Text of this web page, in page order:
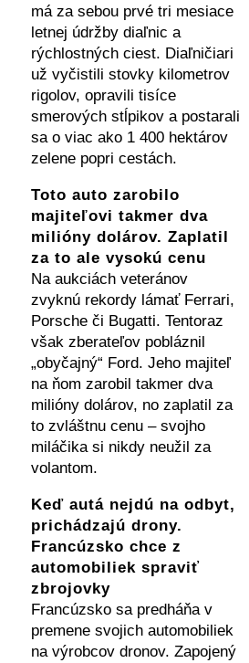
má za sebou prvé tri mesiace
letnej údržby diaľnic a
rýchlostných ciest. Diaľničiari
už vyčistili stovky kilometrov
rigolov, opravili tisíce
smerových stĺpikov a postarali
sa o viac ako 1 400 hektárov
zelene popri cestách.
Toto auto zarobilo
majiteľovi takmer dva
milióny dolárov. Zaplatil
za to ale vysokú cenu
Na aukciách veteránov
zvyknú rekordy lámať Ferrari,
Porsche či Bugatti. Tentoraz
však zberateľov pobláznil
„obyčajný“ Ford. Jeho majiteľ
na ňom zarobil takmer dva
milióny dolárov, no zaplatil za
to zvláštnu cenu – svojho
miláčika si nikdy neužil za
volantom.
Keď autá nejdú na odbyt,
prichádzajú drony.
Francúzsko chce z
automobiliek spraviť
zbrojovky
Francúzsko sa predháňa v
premene svojich automobiliek
na výrobcov dronov. Zapojený